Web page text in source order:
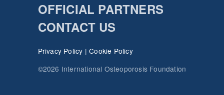
OFFICIAL PARTNERS
CONTACT US
Privacy Policy |Cookie Policy
©2026 International Osteoporosis Foundation